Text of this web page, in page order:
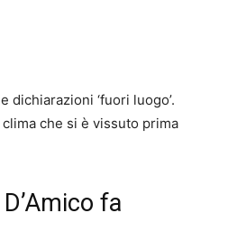
dichiarazioni ‘fuori luogo’.
che si è vissuto prima
fa